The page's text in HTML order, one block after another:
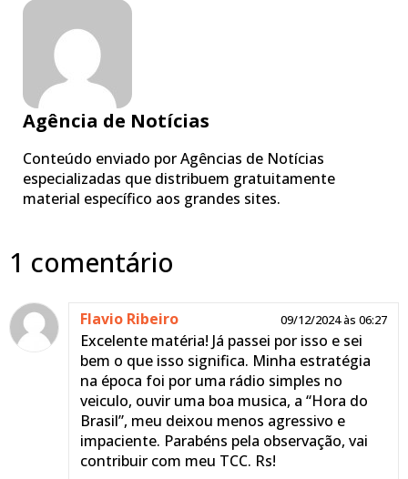
Agência de Notícias
Conteúdo enviado por Agências de Notícias
especializadas que distribuem gratuitamente
material específico aos grandes sites.
1 comentário
Flavio Ribeiro 09/12/2024 às 06:27
Excelente matéria! Já passei por isso e sei
bem o que isso significa. Minha estratégia
na época foi por uma rádio simples no
veiculo, ouvir uma boa musica, a “Hora do
Brasil”, meu deixou menos agressivo e
impaciente. Parabéns pela observação, vai
contribuir com meu TCC. Rs!